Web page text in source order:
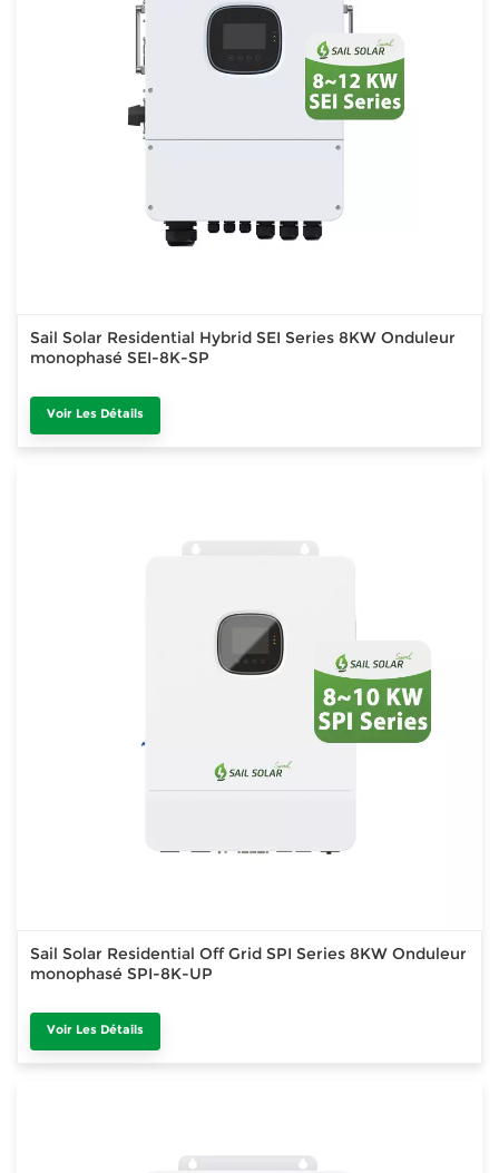
Sail Solar Residential Hybrid SEI Series 8KW Onduleur
monophasé SEI-8K-SP
Voir Les Détails
Sail Solar Residential Off Grid SPI Series 8KW Onduleur
monophasé SPI-8K-UP
Voir Les Détails